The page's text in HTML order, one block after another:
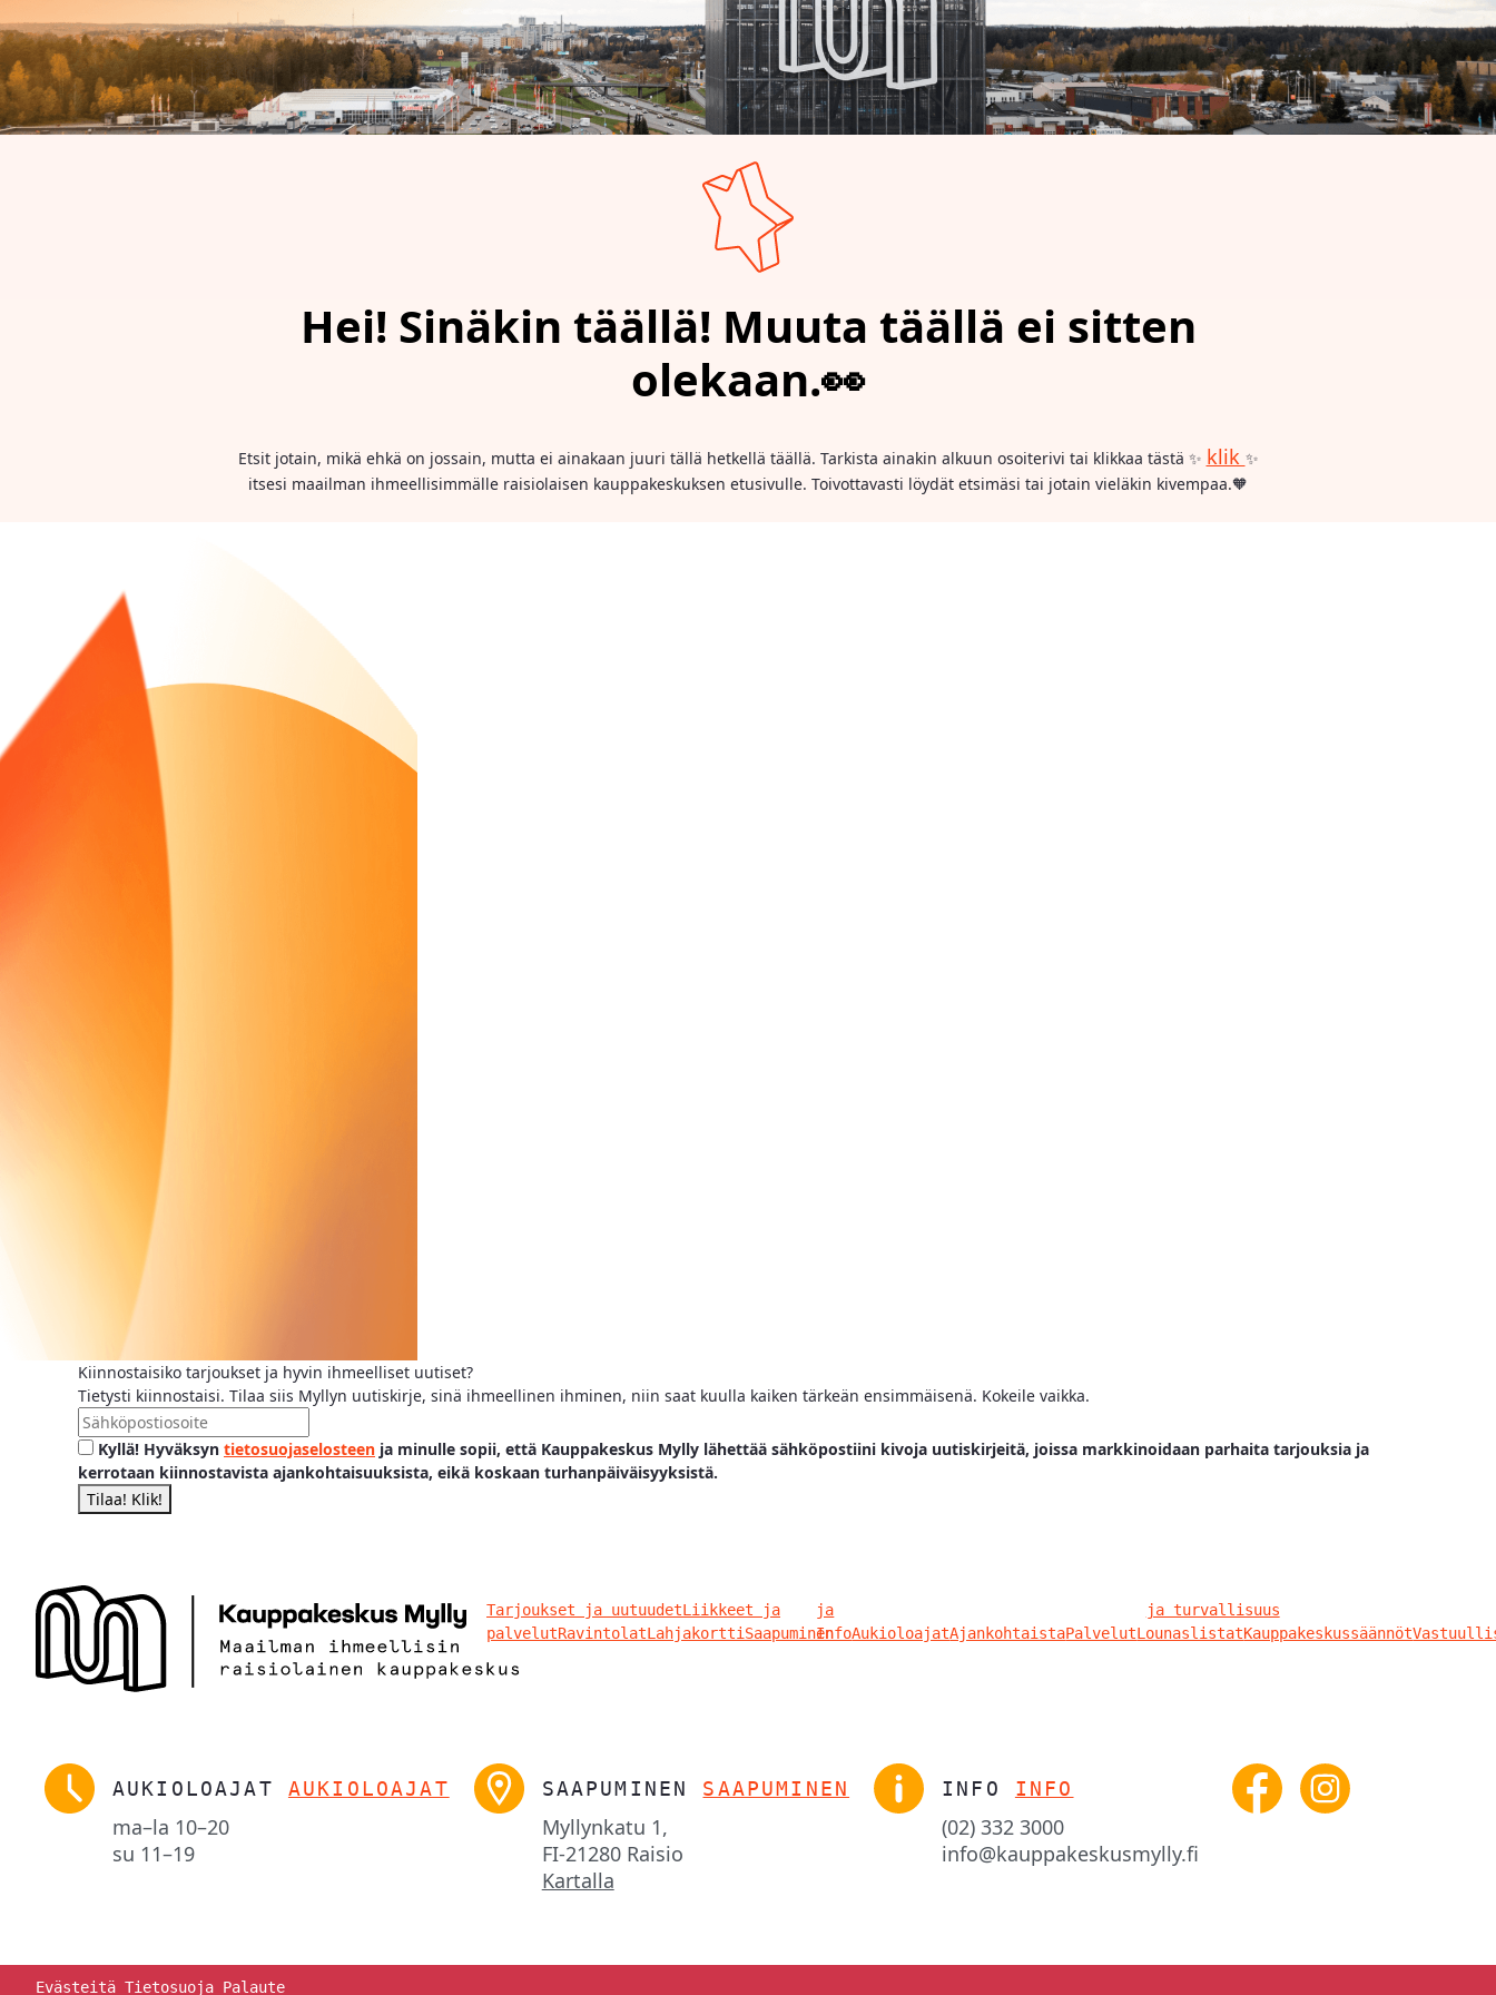
Hei! Sinäkin täällä! Muuta täällä ei sitten
olekaan.👀
Etsit jotain, mikä ehkä on jossain, mutta ei ainakaan juuri tällä hetkellä täällä. Tarkista ainakin alkuun osoiterivi tai klikkaa tästä ✨ klik ✨
itsesi maailman ihmeellisimmälle raisiolaisen kauppakeskuksen etusivulle. Toivottavasti löydät etsimäsi tai jotain vieläkin kivempaa.🧡
Kiinnostaisiko tarjoukset ja hyvin ihmeelliset uutiset?
Tietysti kiinnostaisi. Tilaa siis Myllyn uutiskirje, sinä ihmeellinen ihminen, niin saat kuulla kaiken tärkeän ensimmäisenä. Kokeile vaikka.
Kyllä! Hyväksyn tietosuojaselosteen ja minulle sopii, että Kauppakeskus Mylly lähettää sähköpostiini kivoja uutiskirjeitä, joissa markkinoidaan parhaita tarjouksia ja
kerrotaan kiinnostavista ajankohtaisuuksista, eikä koskaan turhanpäiväisyyksistä.
Tarjoukset ja uutuudetLiikkeet ja
palvelutRavintolatLahjakorttiSaapuminen
ja
InfoAukioloajatAjankohtaistaPalvelutLounaslistatKauppakeskussäännöt
ja turvallisuus
AUKIOLOAJAT AUKIOLOAJAT
ma–la 10–20
su 11–19
SAAPUMINEN SAAPUMINEN
Myllynkatu 1,
FI-21280 Raisio
Kartalla
INFO INFO
(02) 332 3000
info@kauppakeskusmylly.fi
Evästeitä Tietosuoja Palaute